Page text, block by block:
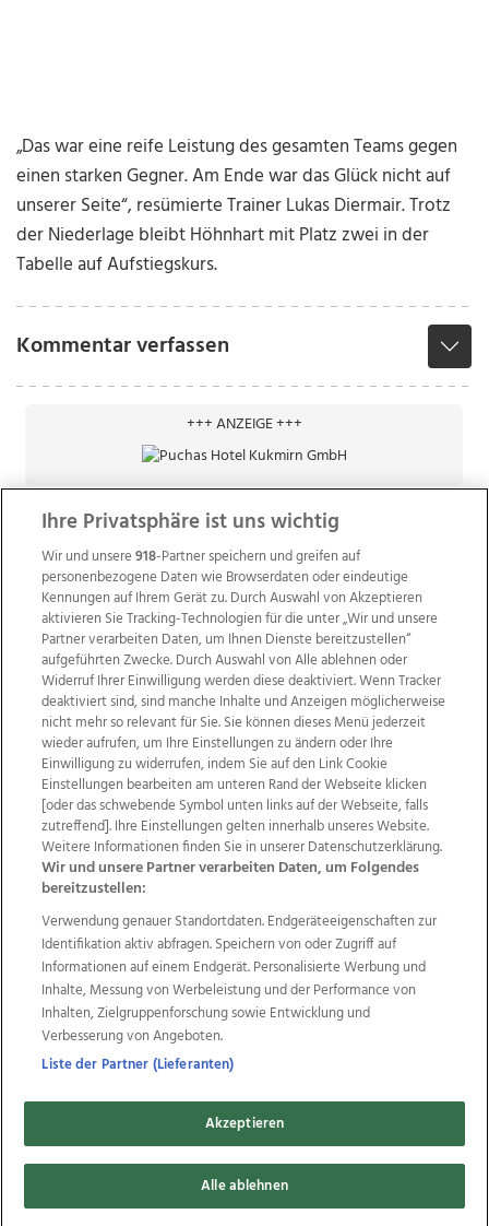
„Das war eine reife Leistung des gesamten Teams gegen
einen starken Gegner. Am Ende war das Glück nicht auf
unserer Seite“, resümierte Trainer Lukas Diermair. Trotz
der Niederlage bleibt Höhnhart mit Platz zwei in der
Tabelle auf Aufstiegskurs.
Kommentar verfassen
+++ ANZEIGE +++
Wir über uns Mediadaten Kontakt
Jobs
Datenschutz
Impressum
AGB Anzeigekunden
AGB Website
Ehrenkodex Politische Werbung
Weitere Angebote des Medienhauses Wimmer
TV1 di-mog-i.at OÖNow
Ischler Woche
Life Radio
OÖNachrichten
OÖN Immobilien
OÖN Karriere
OÖN Reise
Promenaden Galerien
Regionaljobs
wasistlos.at wirtrauern.at
Copyrights © 2026 Tips Zeitungs GmbH & Co KG
developed by
Ihre Privatsphäre ist uns wichtig
Wir und unsere918-Partner speichern und greifen auf
personenbezogene Daten wie Browserdaten oder eindeutige
Kennungen auf Ihrem Gerät zu. Durch Auswahl von Akzeptieren
aktivieren Sie Tracking-Technologien für die unter „Wir und unsere
Partner verarbeiten Daten, um Ihnen Dienste bereitzustellen“
aufgeführten Zwecke. Durch Auswahl von Alle ablehnen oder
Widerruf Ihrer Einwilligung werden diese deaktiviert. Wenn Tracker
deaktiviert sind, sind manche Inhalte und Anzeigen möglicherweise
nicht mehr so relevant für Sie. Sie können dieses Menü jederzeit
wieder aufrufen, um Ihre Einstellungen zu ändern oder Ihre
Einwilligung zu widerrufen, indem Sie auf den Link Cookie
Einstellungen bearbeiten am unteren Rand der Webseite klicken
[oder das schwebende Symbol unten links auf der Webseite, falls
zutreffend]. Ihre Einstellungen gelten innerhalb unseres Website.
Weitere Informationen finden Sie in unserer Datenschutzerklärung.
Wir und unsere Partner verarbeiten Daten, um Folgendes
bereitzustellen:
Verwendung genauer Standortdaten. Endgeräteeigenschaften zur
Identifikation aktiv abfragen. Speichern von oder Zugriff auf
Informationen auf einem Endgerät. Personalisierte Werbung und
Inhalte, Messung von Werbeleistung und der Performance von
Inhalten, Zielgruppenforschung sowie Entwicklung und
Verbesserung von Angeboten.
Liste der Partner (Lieferanten)
Akzeptieren
Alle ablehnen